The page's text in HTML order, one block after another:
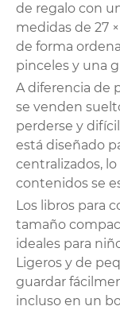
de regalo con
medidas de 27
de forma
pinceles y una
A diferencia de
se venden
perderse y
está diseñado
centralizados,
contenidos se
Los libros para
tamaño
ideales para
Ligeros y de
guardar
incluso en un